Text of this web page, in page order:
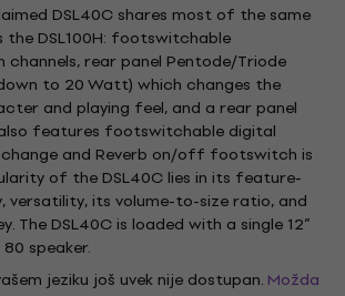
DSL40C shares most of the same
DSL100H: footswitchable
channels, rear panel Pentode/Triode
to 20 Watt) which changes the
and playing feel, and a rear panel
also features footswitchable digital
change and Reverb on/off footswitch is
of the DSL40C lies in its feature-
versatility, its volume-to-size ratio, and
The DSL40C is loaded with a single 12”
speaker.
jeziku još uvek nije dostupan. Možda